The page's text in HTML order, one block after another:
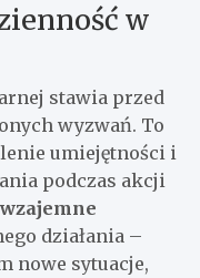
w
stawia przed
wyzwań. To
umiejętności i
podczas akcji
działania –
nowe sytuacje,